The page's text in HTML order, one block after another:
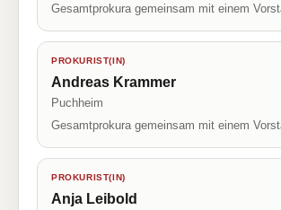
Gesamtprokura gemeinsam mit einem
PROKURIST(IN)
Andreas Krammer
Puchheim
Gesamtprokura gemeinsam mit einem
PROKURIST(IN)
Anja Leibold